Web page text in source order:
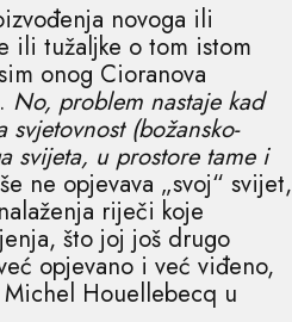
novoga ili
ili tužaljke o tom istom
onog Cioranova
No, problem nastaje kad
(božansko-
svijeta, u prostore tame i
ne opjevava „svoj“ svijet,
riječi koje
što joj još drugo
opjevano i već viđeno,
Michel Houellebecq u